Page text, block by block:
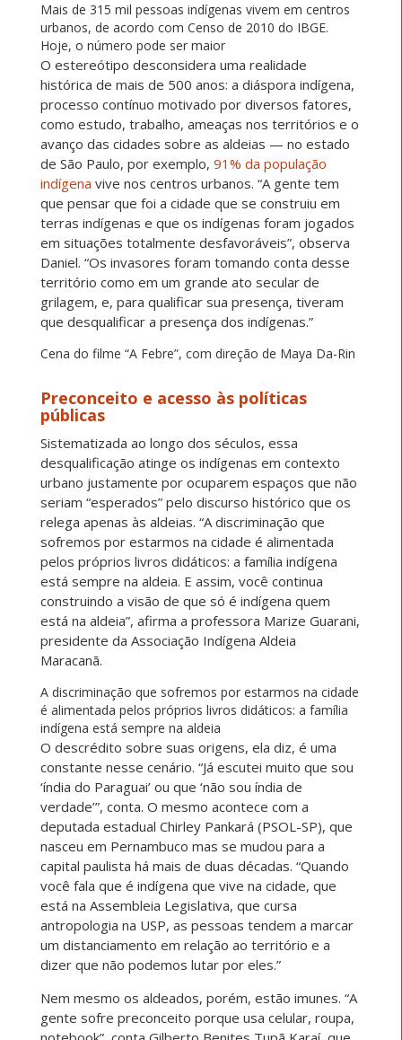
Mais de 315 mil pessoas indígenas vivem em centros
urbanos, de acordo com Censo de 2010 do IBGE.
Hoje, o número pode ser maior
O estereótipo desconsidera uma realidade
histórica de mais de 500 anos: a diáspora indígena,
processo contínuo motivado por diversos fatores,
como estudo, trabalho, ameaças nos territórios e o
avanço das cidades sobre as aldeias — no estado
de São Paulo, por exemplo, 91% da população
indígena vive nos centros urbanos. “A gente tem
que pensar que foi a cidade que se construiu em
terras indígenas e que os indígenas foram jogados
em situações totalmente desfavoráveis”, observa
Daniel. “Os invasores foram tomando conta desse
território como em um grande ato secular de
grilagem, e, para qualificar sua presença, tiveram
que desqualificar a presença dos indígenas.”
Cena do filme “A Febre”, com direção de Maya Da-Rin
Preconceito e acesso às políticas
públicas
Sistematizada ao longo dos séculos, essa
desqualificação atinge os indígenas em contexto
urbano justamente por ocuparem espaços que não
seriam “esperados” pelo discurso histórico que os
relega apenas às aldeias. “A discriminação que
sofremos por estarmos na cidade é alimentada
pelos próprios livros didáticos: a família indígena
está sempre na aldeia. E assim, você continua
construindo a visão de que só é indígena quem
está na aldeia”, afirma a professora Marize Guarani,
presidente da Associação Indígena Aldeia
Maracanã.
A discriminação que sofremos por estarmos na cidade
é alimentada pelos próprios livros didáticos: a família
indígena está sempre na aldeia
O descrédito sobre suas origens, ela diz, é uma
constante nesse cenário. “Já escutei muito que sou
‘índia do Paraguai’ ou que ‘não sou índia de
verdade’”, conta. O mesmo acontece com a
deputada estadual Chirley Pankará (PSOL-SP), que
nasceu em Pernambuco mas se mudou para a
capital paulista há mais de duas décadas. “Quando
você fala que é indígena que vive na cidade, que
está na Assembleia Legislativa, que cursa
antropologia na USP, as pessoas tendem a marcar
um distanciamento em relação ao território e a
dizer que não podemos lutar por eles.”
Nem mesmo os aldeados, porém, estão imunes. “A
gente sofre preconceito porque usa celular, roupa,